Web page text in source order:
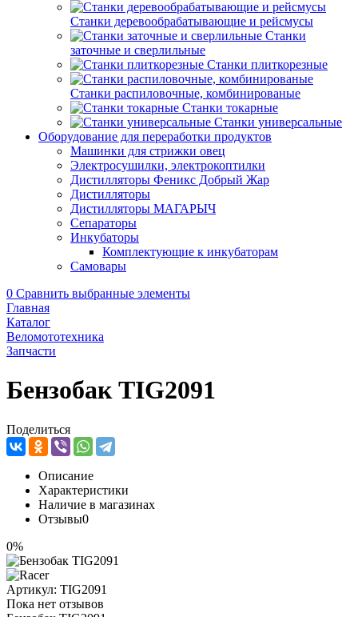
Станки деревообрабатывающие и рейсмусы
Станки
заточные и сверлильные
Станки плиткорезные
Станки распиловочные, комбинированые
Станки токарные
Станки универсальные
Оборудование для переработки продуктов
Машинки для стрижки овец
Электросушилки, электрокоптилки
Дистилляторы Феникс Добрый Жар
Дистилляторы
Дистилляторы МАГАРЫЧ
Сепараторы
Инкубаторы
Комплектующие к инкубаторам
Самовары
0 Сравнить выбранные элементы
Главная
Каталог
Веломототехника
Запчасти
Бензобак TIG2091
Поделиться
Описание
Характеристики
Наличие в магазинах
Отзывы0
0%
Артикул: TIG2091
Пока нет отзывов